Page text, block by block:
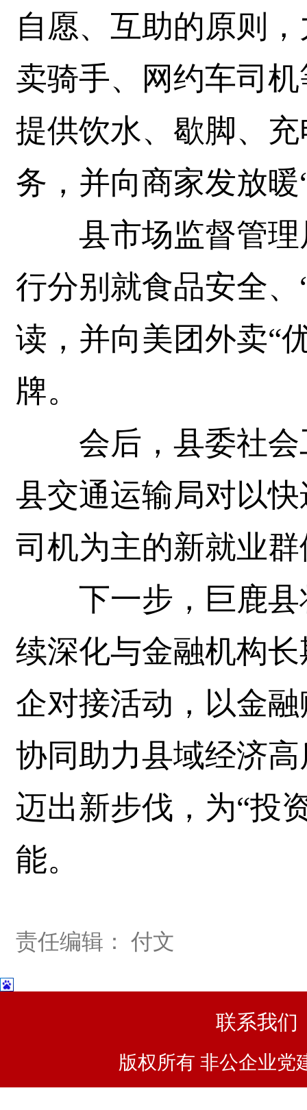
自愿、互助的原则
卖骑手、网约车司
提供饮水、歇脚、
务，并向商家发放
县市场监督管理
行分别就食品安全
读，并向美团外卖“
牌。
会后，县委社会
县交通运输局对以
司机为主的新就业
下一步，巨鹿县
续深化与金融机构
企对接活动，以金
协同助力县域经济
迈出新步伐，为“投
能。
责任编辑： 付文
联系我们
版权所有 非公企业党